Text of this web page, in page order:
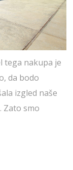
tega nakupa je
da bodo
izgled naše
Zato smo